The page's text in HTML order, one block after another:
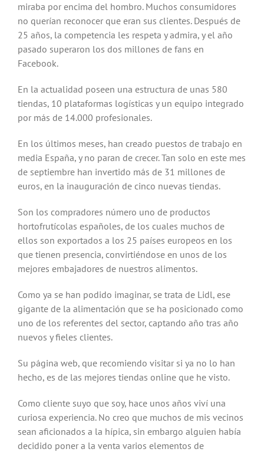
miraba por encima del hombro. Muchos consumidores
no querían reconocer que eran sus clientes. Después de
25 años, la competencia les respeta y admira, y el año
pasado superaron los dos millones de fans en
Facebook.
En la actualidad poseen una estructura de unas 580
tiendas, 10 plataformas logísticas y un equipo integrado
por más de 14.000 profesionales.
En los últimos meses, han creado puestos de trabajo en
media España, y no paran de crecer. Tan solo en este mes
de septiembre han invertido más de 31 millones de
euros, en la inauguración de cinco nuevas tiendas.
Son los compradores número uno de productos
hortofrutícolas españoles, de los cuales muchos de
ellos son exportados a los 25 países europeos en los
que tienen presencia, convirtiéndose en unos de los
mejores embajadores de nuestros alimentos.
Como ya se han podido imaginar, se trata de Lidl, ese
gigante de la alimentación que se ha posicionado como
uno de los referentes del sector, captando año tras año
nuevos y fieles clientes.
Su página web, que recomiendo visitar si ya no lo han
hecho, es de las mejores tiendas online que he visto.
Como cliente suyo que soy, hace unos años viví una
curiosa experiencia. No creo que muchos de mis vecinos
sean aficionados a la hípica, sin embargo alguien había
decidido poner a la venta varios elementos de